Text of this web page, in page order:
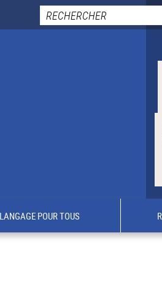
POUR TOUS